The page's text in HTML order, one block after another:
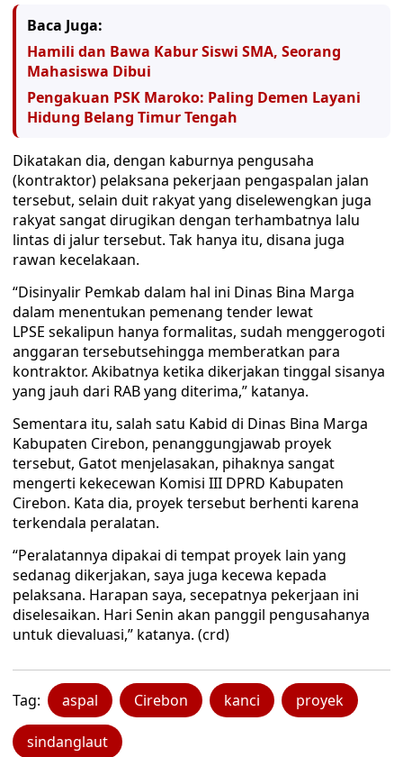
Baca Juga:
Hamili dan Bawa Kabur Siswi SMA, Seorang
Mahasiswa Dibui
Pengakuan PSK Maroko: Paling Demen Layani
Hidung Belang Timur Tengah
Dikatakan dia, dengan kaburnya pengusaha
(kontraktor) pelaksana pekerjaan pengaspalan jalan
tersebut, selain duit rakyat yang diselewengkan juga
rakyat sangat dirugikan dengan terhambatnya lalu
lintas di jalur tersebut. Tak hanya itu, disana juga
rawan kecelakaan.
“Disinyalir Pemkab dalam hal ini Dinas Bina Marga
dalam menentukan pemenang tender lewat
LPSE sekalipun hanya formalitas, sudah menggerogoti
anggaran tersebutsehingga memberatkan para
kontraktor. Akibatnya ketika dikerjakan tinggal sisanya
yang jauh dari RAB yang diterima,” katanya.
Sementara itu, salah satu Kabid di Dinas Bina Marga
Kabupaten Cirebon, penanggungjawab proyek
tersebut, Gatot menjelasakan, pihaknya sangat
mengerti kekecewan Komisi III DPRD Kabupaten
Cirebon. Kata dia, proyek tersebut berhenti karena
terkendala peralatan.
“Peralatannya dipakai di tempat proyek lain yang
sedanag dikerjakan, saya juga kecewa kepada
pelaksana. Harapan saya, secepatnya pekerjaan ini
diselesaikan. Hari Senin akan panggil pengusahanya
untuk dievaluasi,” katanya. (crd)
Tag: aspal Cirebon kanci proyek
sindanglaut